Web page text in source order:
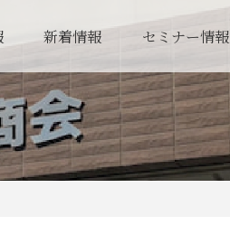
新着情報 セミナー情報